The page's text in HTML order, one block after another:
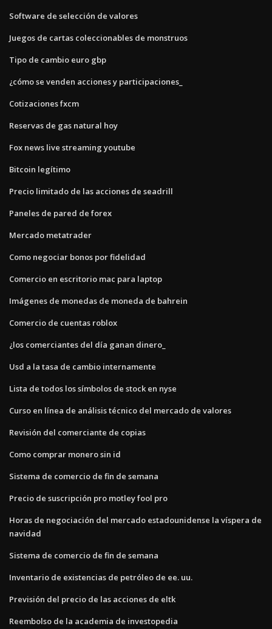
Software de selección de valores
Juegos de cartas coleccionables de monstruos
Tipo de cambio euro gbp
¿cómo se venden acciones y participaciones_
Cotizaciones fxcm
Reservas de gas natural hoy
Fox news live streaming youtube
Bitcoin legítimo
Precio limitado de las acciones de seadrill
Paneles de pared de forex
Mercado metatrader
Como negociar bonos por fidelidad
Comercio en escritorio mac para laptop
Imágenes de monedas de moneda de bahrein
Comercio de cuentas roblox
¿los comerciantes del día ganan dinero_
Usd a la tasa de cambio internamente
Lista de todos los símbolos de stock en nyse
Curso en línea de análisis técnico del mercado de valores
Revisión del comerciante de copias
Como comprar monero sin id
Sistema de comercio de fin de semana
Precio de suscripción pro motley fool pro
Horas de negociación del mercado estadounidense la víspera de
navidad
Sistema de comercio de fin de semana
Inventario de existencias de petróleo de ee. uu.
Previsión del precio de las acciones de eltk
Reembolso de la academia de investopedia